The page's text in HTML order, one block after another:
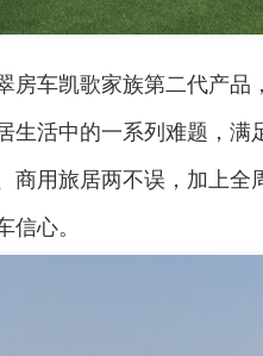
房车凯歌家族第二代产品
生活中的一系列难题，
商用旅居两不误，加上
心。